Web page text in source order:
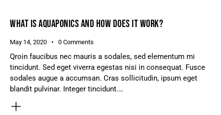
WHAT IS AQUAPONICS AND HOW DOES IT WORK?
May 14, 2020 0 Comments
Qroin faucibus nec mauris a sodales, sed elementum mi
tincidunt. Sed eget viverra egestas nisi in consequat. Fusce
sodales augue a accumsan. Cras sollicitudin, ipsum eget
blandit pulvinar. Integer tincidunt.…